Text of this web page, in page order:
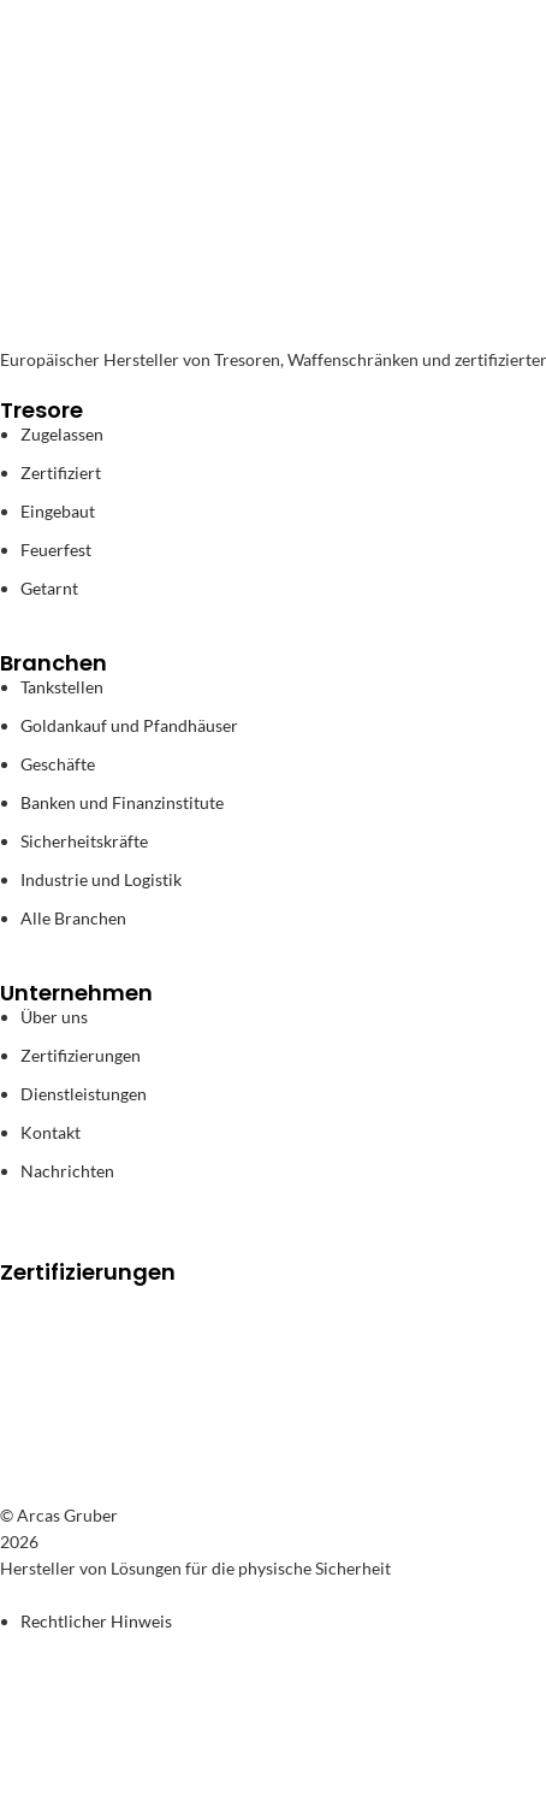
Europäischer Hersteller von Tresoren, Waffenschränken und
Tresore
Zugelassen
Zertifiziert
Eingebaut
Feuerfest
Getarnt
Branchen
Tankstellen
Goldankauf und Pfandhäuser
Geschäfte
Banken und Finanzinstitute
Sicherheitskräfte
Industrie und Logistik
Alle Branchen
Unternehmen
Über uns
Zertifizierungen
Dienstleistungen
Kontakt
Nachrichten
Zertifizierungen
© Arcas Gruber
2026
Hersteller von Lösungen für die physische Sicherheit
Rechtlicher Hinweis